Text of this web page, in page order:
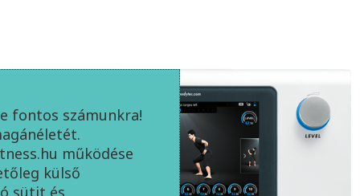
fontos számunkra!
működése
külső
sütit és